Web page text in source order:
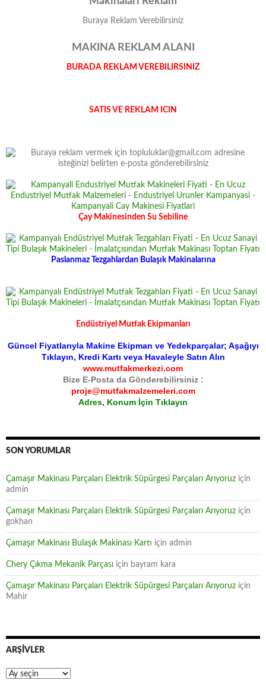
Buraya Reklam Verebilirsiniz
MAKINA REKLAM ALANI
BURADA REKLAM VEREBILIRSINIZ
SATIS VE REKLAM ICIN
Çay Makinesinden Su Sebiline
Paslanmaz Tezgahlardan Bulaşık Makinalarına
Endüstriyel Mutfak Ekipmanları
Güncel Fiyatlarıyla Makine Ekipman ve Yedekparçalar; Aşağıyı
Tıklayın, Kredi Kartı veya Havaleyle Satın Alın
www.mutfakmerkezi.com
Bize E-Posta da Gönderebilirsiniz :
proje@mutfakmalzemeleri.com
Adres, Konum İçin Tıklayın
SON YORUMLAR
Çamaşır Makinası Parçaları Elektrik Süpürgesi Parçaları Arıyoruz için
admin
Çamaşır Makinası Parçaları Elektrik Süpürgesi Parçaları Arıyoruz için
gokhan
Çamaşır Makinası Bulaşık Makinası Kartı için admin
Chery Çıkma Mekanik Parçası için bayram kara
Çamaşır Makinası Parçaları Elektrik Süpürgesi Parçaları Arıyoruz için
Mahir
ARŞIVLER
Arşivler